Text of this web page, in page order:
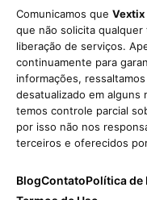
Comunicamos que Vextix
que não solicita
liberação de serviços.
continuamente para
informações,
desatualizado em alguns
temos controle parcial
por isso não nos
terceiros e oferecidos
BlogContatoPolítica de